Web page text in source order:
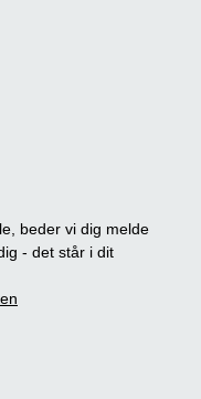
beder vi dig melde
- det står i dit